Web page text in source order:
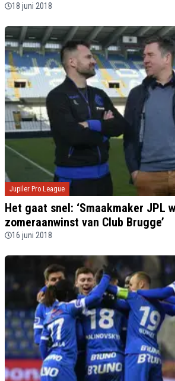
18 juni 2018
Jupiler Pro League
Het gaat snel: ‘Smaakmaker JPL
zomeraanwinst van Club Brugge’
16 juni 2018